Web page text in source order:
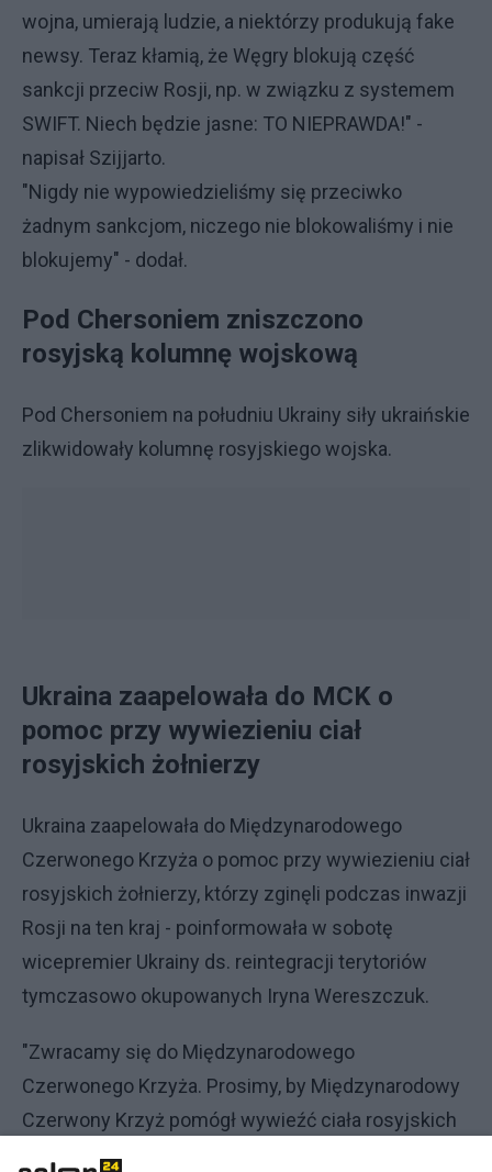
wojna, umierają ludzie, a niektórzy produkują fake
newsy. Teraz kłamią, że Węgry blokują część
sankcji przeciw Rosji, np. w związku z systemem
SWIFT. Niech będzie jasne: TO NIEPRAWDA!" -
napisał Szijjarto.
"Nigdy nie wypowiedzieliśmy się przeciwko
żadnym sankcjom, niczego nie blokowaliśmy i nie
blokujemy" - dodał.
Pod Chersoniem zniszczono
rosyjską kolumnę wojskową
Pod Chersoniem na południu Ukrainy siły ukraińskie
zlikwidowały kolumnę rosyjskiego wojska.
Ukraina zaapelowała do MCK o
pomoc przy wywiezieniu ciał
rosyjskich żołnierzy
Ukraina zaapelowała do Międzynarodowego
Czerwonego Krzyża o pomoc przy wywiezieniu ciał
rosyjskich żołnierzy, którzy zginęli podczas inwazji
Rosji na ten kraj - poinformowała w sobotę
wicepremier Ukrainy ds. reintegracji terytoriów
tymczasowo okupowanych Iryna Wereszczuk.
"Zwracamy się do Międzynarodowego
Czerwonego Krzyża. Prosimy, by Międzynarodowy
Czerwony Krzyż pomógł wywieźć ciała rosyjskich
żołnierzy do Federacji Rosyjskiej. Są to tysiące ciał